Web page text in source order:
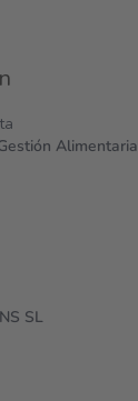
Alimentaria
SL